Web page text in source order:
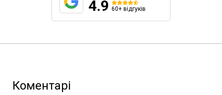
4.9 60+ відгуків
Коментарі